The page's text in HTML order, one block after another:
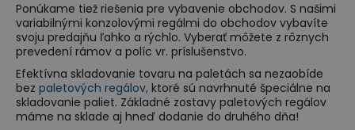
Ponúkame tiež riešenia pre vybavenie obchodov. S našimi
variabilnými konzolovými regálmi do obchodov vybavíte
svoju predajňu ľahko a rýchlo. Vyberať môžete z rôznych
prevedení rámov a políc vr. príslušenstvo.
Efektívna skladovanie tovaru na paletách sa nezaobíde
bez paletových regálov, ktoré sú navrhnuté špeciálne na
skladovanie paliet. Základné zostavy paletových regálov
máme na sklade aj hneď dodanie do druhého dňa!